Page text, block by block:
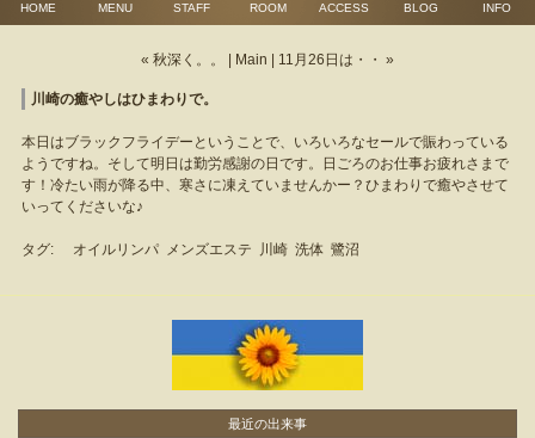
HOME MENU STAFF ROOM ACCESS BLOG INFO
« 秋深く。。 Main 11月26日は・・ »
川崎の癒やしはひまわりで。
本日はブラックフライデーということで、いろいろなセールで賑わっている
ようですね。そして明日は勤労感謝の日です。日ごろのお仕事お疲れさまで
す！冷たい雨が降る中、寒さに凍えていませんかー？ひまわりで癒やさせて
いってくださいな♪
タグ: オイルリンパ メンズエステ 川崎 洗体 鷺沼
最近の出来事